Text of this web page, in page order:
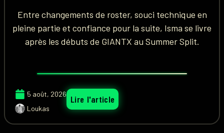
Entre changements de roster, souci technique en
pleine partie et confiance pour la suite, Isma se livre
après les débuts de GIANTX au Summer Split.
5 août, 2026
Loukas
Lire l'article